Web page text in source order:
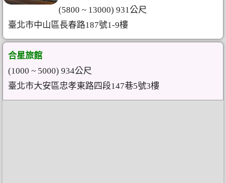
(5800 ~ 13000) 931公尺
臺北市中山區長春路187號1-9樓
合星旅館
(1000 ~ 5000) 934公尺
臺北市大安區忠孝東路四段147巷5號3樓